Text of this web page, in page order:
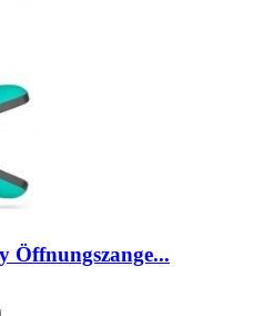
Öffnungszange...